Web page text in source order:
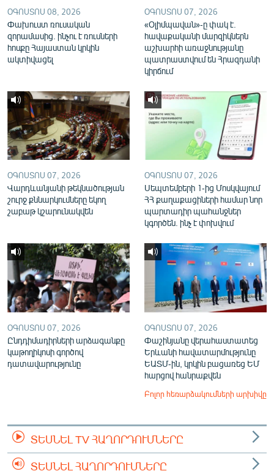
«Ազատության» բոլոր կայքերը
ՕԳՈՍՏՈՍ 08, 2026
Փախուստ ռուսական
զորամասից. ինչու է ռուսների
հոսքը Հայաստան կրկին
ակտիվացել
ՕԳՈՍՏՈՍ 07, 2026
«Օլիմպավան»-ը փակ է.
հավաքականի մարզիկներն
աշխարհի առաջնությանը
պատրաստվում են Հրազդանի
կիրճում
ՕԳՈՍՏՈՍ 07, 2026
Վարդևանյանի թեկնածության
շուրջ քննարկումները եկող
շաբաթ կշարունակվեն
ՕԳՈՍՏՈՍ 07, 2026
Սեպտեմբերի 1-ից Մոսկվայում
ՀՀ քաղաքացիների համար նոր
պարտադիր պահանջներ
կգործեն. ինչ է փոխվում
ՕԳՈՍՏՈՍ 07, 2026
Ընդդիմադիրների արձագանքը
կաթողիկոսի գործով
դատավարությունը
ՕԳՈՍՏՈՍ 07, 2026
Փաշինյանը վերահաստատեց
Երևանի հավատարմությունը
ԵԱՏՄ-ին, կրկին բացառեց ԵՄ
հարցով հանրաքվեն
Բոլոր հեռարձակումների արխիվը
ՏԵՍՆԵԼ TV ՀԱՂՈՐԴՈՒՄՆԵՐԸ
ՏԵՍՆԵԼ ՀԱՂՈՐԴՈՒՄՆԵՐԸ